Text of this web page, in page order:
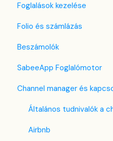
Szabályzatok beállítása
Szobák beállításai
Partnerek
Szolgáltatások
Email sablonok
Housekeeping
Számla beállítások
Két-faktoros
Bejelentkezés a
Díjszabás beállítások
Árttípusok
CTA / CTD
Kuponok
Foglalások kezelése
Kezdőlap
Naptárnézet
Foglalási adatlap
Bank kártya terhelése
Összenyitható szoba -
Lista nézet
Folio és számlázás
Folio kezelése
Számlákkal kapcsolatos
Több pénznem kezelése
Beszámolók
Front Office Beszámolók
Foglalások & Bevétel
F&B
Takarítás & Karbantartás
SabeeApp Foglalómotor
Foglalómotor (4.0)
Korábbi Foglalómotor
Channel manager és
Általános tudnivalók a
Airbnb